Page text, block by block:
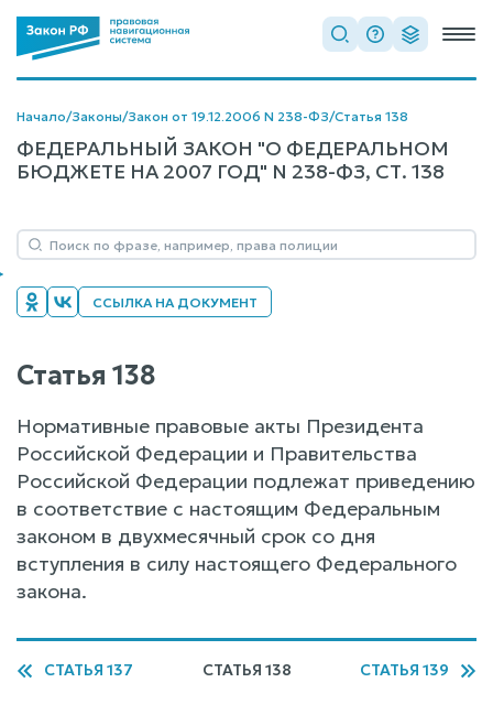
Начало/Законы/Закон от 19.12.2006 N 238-ФЗ/Статья 138
ФЕДЕРАЛЬНЫЙ ЗАКОН "О ФЕДЕРАЛЬНОМ
БЮДЖЕТЕ НА 2007 ГОД" N 238-ФЗ, СТ. 138
ССЫЛКА НА ДОКУМЕНТ
Статья 138
Нормативные правовые акты Президента
Российской Федерации и Правительства
Российской Федерации подлежат приведению
в соответствие с настоящим Федеральным
законом в двухмесячный срок со дня
вступления в силу настоящего Федерального
закона.
СТАТЬЯ 137 СТАТЬЯ 138 СТАТЬЯ 139